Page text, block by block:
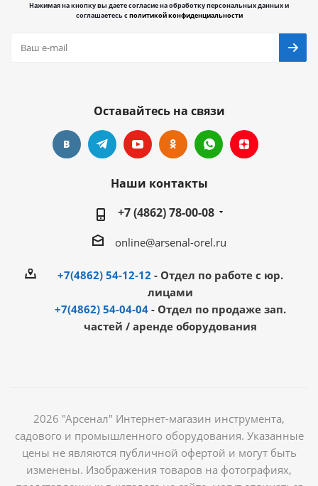
Нажимая на кнопку вы даете согласие на обработку персональных данных и
соглашаетесь сполитикой конфиденциальности
Оставайтесь на связи
Наши контакты
+7 (4862) 78-00-08
online@arsenal-orel.ru
+7(4862) 54-12-12 - Отдел по работе с юр.
лицами
+7(4862) 54-04-04 - Отдел по продаже зап.
частей / аренде оборудования
2026 "Арсенал" Интернет-магазин инструмента,
садового и промышленного оборудования. Указанные
цены не являются публичной офертой и могут быть
изменены. Изображения товаров на фотографиях,